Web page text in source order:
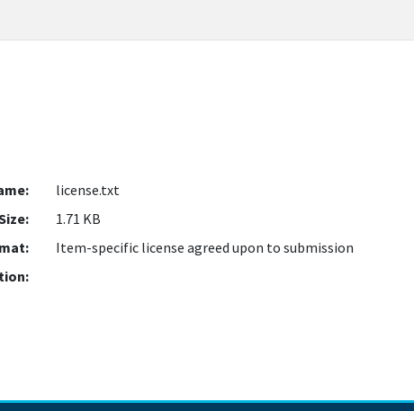
license.txt
1.71 KB
Item-specific license agreed upon to submission